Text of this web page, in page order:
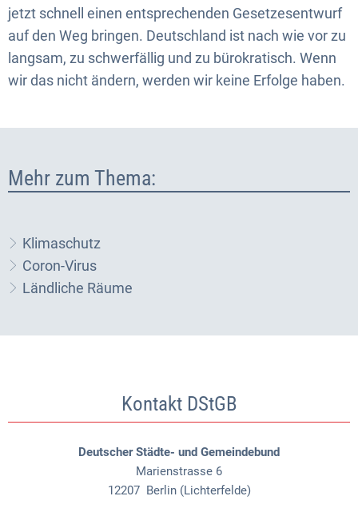
jetzt schnell einen entsprechenden Gesetzesentwurf
auf den Weg bringen. Deutschland ist nach wie vor zu
langsam, zu schwerfällig und zu bürokratisch. Wenn
wir das nicht ändern, werden wir keine Erfolge haben.
Mehr zum Thema:
Klimaschutz
Coron-Virus
Ländliche Räume
Kontakt DStGB
Deutscher Städte- und Gemeindebund
Marienstrasse 6
12207 Berlin (Lichterfelde)